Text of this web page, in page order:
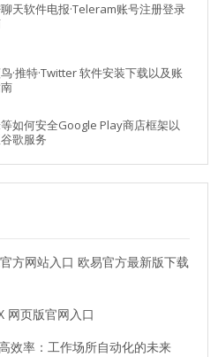
聊天软件电报·Teleram账号注册登录
鸟·推特·Twitter 软件安装下载以及账
如何安全Google Play商店框架以
歌服务
方网站入口 欧易官方最新版下载
网页版官网入口
效率：工作场所自动化的未来